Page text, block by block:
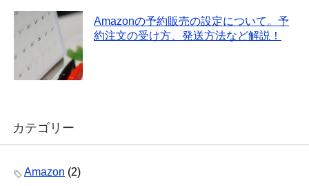
Amazonの予約販売の設定について。予
約注文の受け方、発送方法など解説！
カテゴリー
Amazon (2)